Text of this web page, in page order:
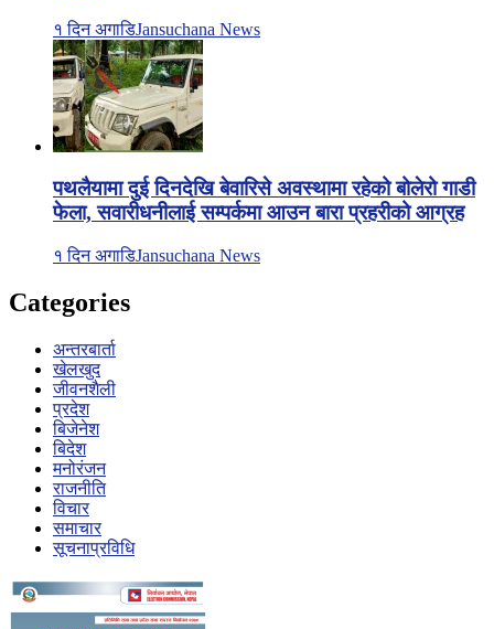
१ दिन अगाडिJansuchana News
पथलैयामा दुई दिनदेखि बेवारिसे अवस्थामा रहेको बोलेरो गाडी
फेला, सवारीधनीलाई सम्पर्कमा आउन बारा प्रहरीको आग्रह
१ दिन अगाडिJansuchana News
Categories
अन्तरबार्ता
खेलखुद
जीवनशैली
प्रदेश
बिजेनेश
बिदेश
मनोरंजन
राजनीति
विचार
समाचार
सूचनाप्रविधि